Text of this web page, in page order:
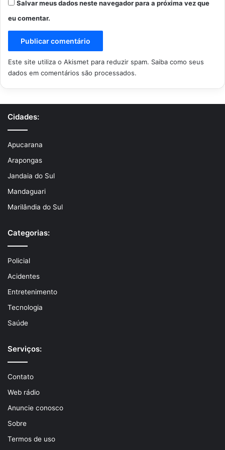
Salvar meus dados neste navegador para a próxima vez que
eu comentar.
Este site utiliza o Akismet para reduzir spam. Saiba como seus
dados em comentários são processados.
Cidades:
Apucarana
Arapongas
Jandaia do Sul
Mandaguari
Marilândia do Sul
Categorias:
Policial
Acidentes
Entretenimento
Tecnologia
Saúde
Serviços:
Contato
Web rádio
Anuncie conosco
Sobre
Termos de uso